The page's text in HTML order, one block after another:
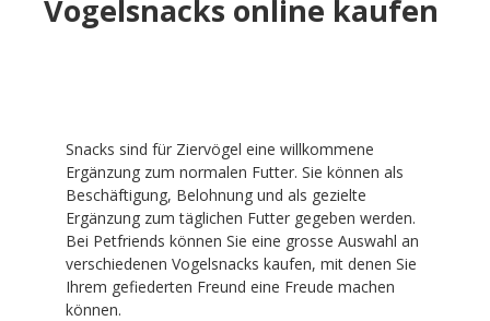
Vogelsnacks online kaufen
Snacks sind für Ziervögel eine willkommene
Ergänzung zum normalen Futter. Sie können als
Beschäftigung, Belohnung und als gezielte
Ergänzung zum täglichen Futter gegeben werden.
Bei Petfriends können Sie eine grosse Auswahl an
verschiedenen Vogelsnacks kaufen, mit denen Sie
Ihrem gefiederten Freund eine Freude machen
können.